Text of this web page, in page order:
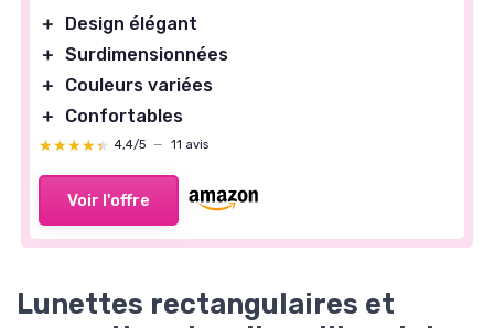
＋
Design élégant
＋ Surdimensionnées
＋
Couleurs variées
＋
Confortables
★★★★★
★★★★★ 4,4/5 — 11 avis
Voir l'offre
Lunettes rectangulaires et